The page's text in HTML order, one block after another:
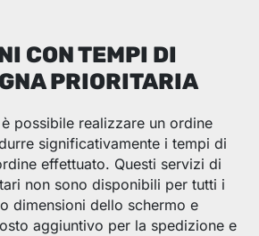
CON TEMPI DI
PRIORITARIA
possibile realizzare un ordine
significativamente i tempi di
effettuato. Questi servizi di
non sono disponibili per tutti i
dimensioni dello schermo e
aggiuntivo per la spedizione e